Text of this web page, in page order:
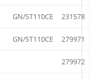
GN/ST110CE 231578
GN/ST110CE 279971
279972